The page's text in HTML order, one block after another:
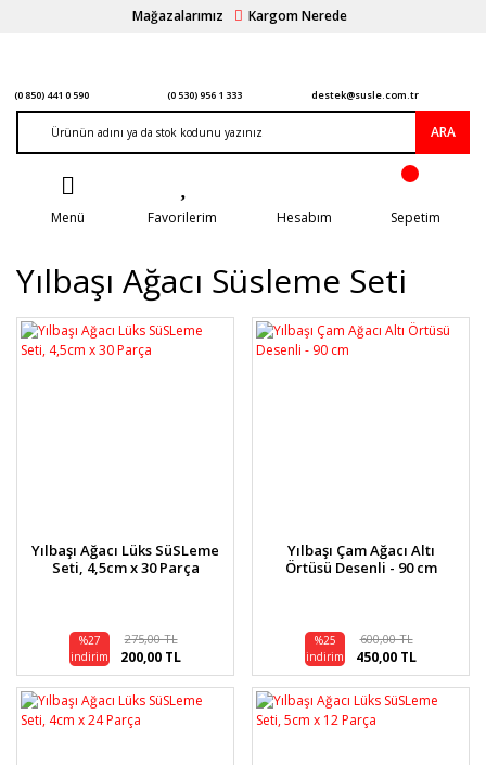
Mağazalarımız Kargom Nerede
(0 850) 441 0 590 (0 530) 956 1 333 destek@susle.com.tr
ARA
Menü Favorilerim Hesabım Sepetim
Yılbaşı Ağacı Süsleme Seti
Yılbaşı Ağacı Lüks SüSLeme
Seti, 4,5cm x 30 Parça
%27
indirim
275,00 TL
200,00 TL
Yılbaşı Çam Ağacı Altı
Örtüsü Desenli - 90 cm
%25
indirim
600,00 TL
450,00 TL